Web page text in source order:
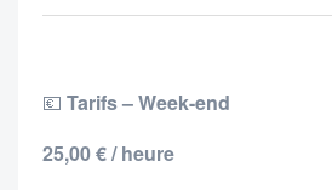
💶 Tarifs – Week-end
25,00 € / heure